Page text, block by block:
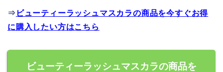
⇒ ビューティーラッシュマスカラの商品を今すぐお得
に購入したい方はこちら
ビューティーラッシュマスカラの商品を